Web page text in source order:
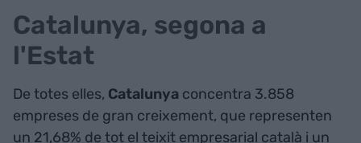
Catalunya, segona a
l'Estat
De totes elles, Catalunya concentra 3.858
empreses de gran creixement, que representen
un 21,68% de tot el teixit empresarial català i un